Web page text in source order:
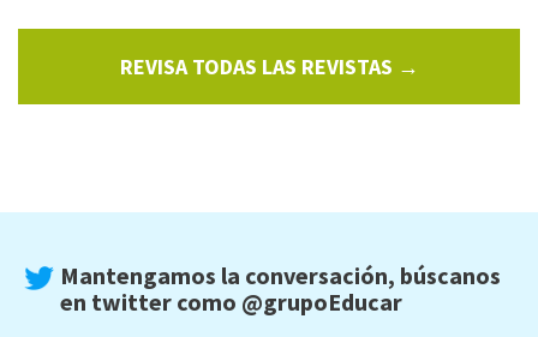
REVISA TODAS LAS REVISTAS →
Mantengamos la conversación, búscanos
en twitter como @grupoEducar